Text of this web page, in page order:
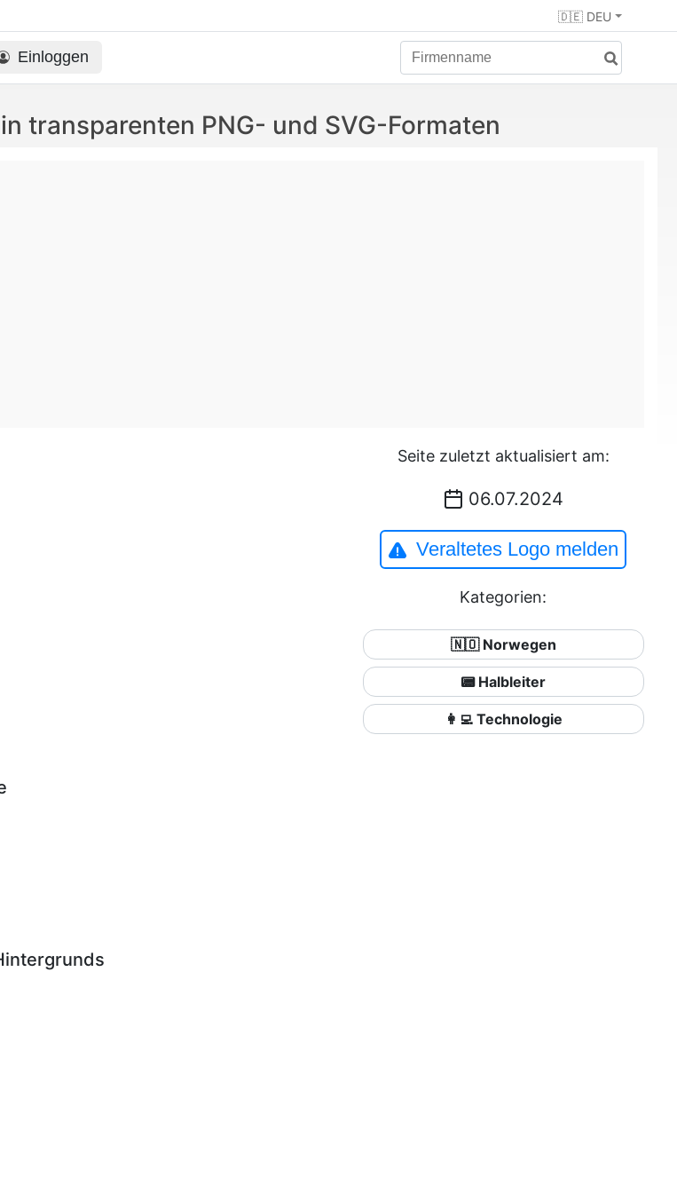
🇩🇪 DEU
Einloggen
transparenten PNG- und SVG-Formaten
Seite zuletzt aktualisiert am:
06.07.2024
Veraltetes Logo melden
Kategorien:
🇳🇴 Norwegen
📟 Halbleiter
👩‍💻 Technologie